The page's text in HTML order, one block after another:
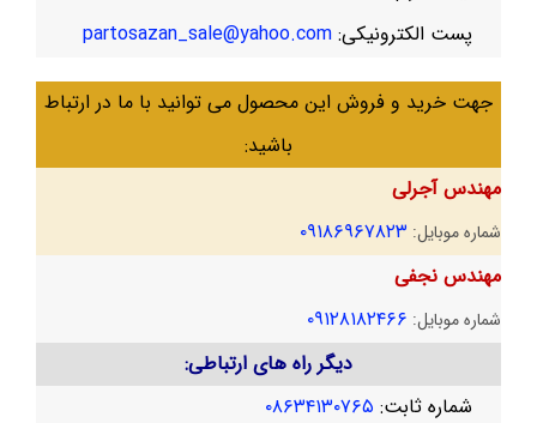
پست الکترونیکی: partosazan_sale@yahoo.com
جهت خرید و فروش این محصول می توانید با ما در ارتباط
باشید:
مهندس آجرلی
شماره موبایل: ۰۹۱۸۶۹۶۷۸۲۳
مهندس نجفی
شماره موبایل: ۰۹۱۲۸۱۸۲۴۶۶
دیگر راه های ارتباطی:
شماره ثابت: ۰۸۶۳۴۱۳۰۷۶۵